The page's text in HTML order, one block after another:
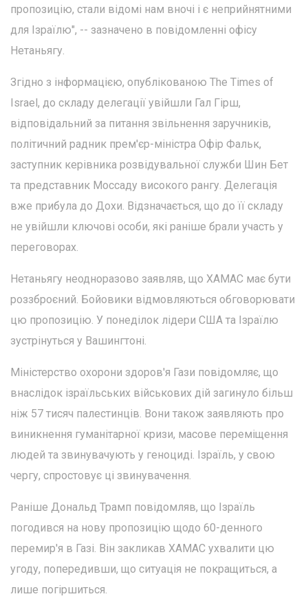
пропозицію, стали відомі нам вночі і є неприйнятними
для Ізраїлю", -- зазначено в повідомленні офісу
Нетаньягу.
Згідно з інформацією, опублікованою The Times of
Israel, до складу делегації увійшли Гал Гірш,
відповідальний за питання звільнення заручників,
політичний радник прем'єр-міністра Офір Фальк,
заступник керівника розвідувальної служби Шин Бет
та представник Моссаду високого рангу. Делегація
вже прибула до Дохи. Відзначається, що до її складу
не увійшли ключові особи, які раніше брали участь у
переговорах.
Нетаньягу неодноразово заявляв, що ХАМАС має бути
роззброєний. Бойовики відмовляються обговорювати
цю пропозицію. У понеділок лідери США та Ізраїлю
зустрінуться у Вашингтоні.
Міністерство охорони здоров'я Гази повідомляє, що
внаслідок ізраїльських військових дій загинуло більш
ніж 57 тисяч палестинців. Вони також заявляють про
виникнення гуманітарної кризи, масове переміщення
людей та звинувачують у геноциді. Ізраїль, у свою
чергу, спростовує ці звинувачення.
Раніше Дональд Трамп повідомляв, що Ізраїль
погодився на нову пропозицію щодо 60-денного
перемир'я в Газі. Він закликав ХАМАС ухвалити цю
угоду, попередивши, що ситуація не покращиться, а
лише погіршиться.